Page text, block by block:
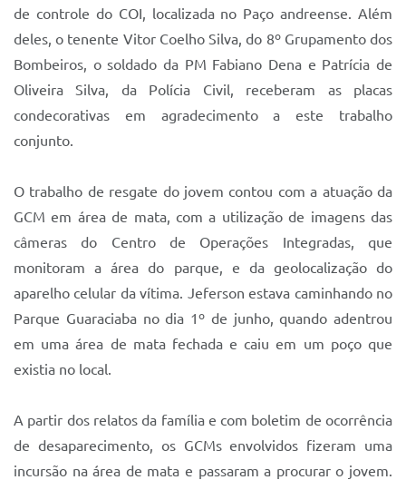
de controle do COI, localizada no Paço andreense. Além
deles, o tenente Vitor Coelho Silva, do 8º Grupamento dos
Bombeiros, o soldado da PM Fabiano Dena e Patrícia de
Oliveira Silva, da Polícia Civil, receberam as placas
condecorativas em agradecimento a este trabalho
conjunto.
O trabalho de resgate do jovem contou com a atuação da
GCM em área de mata, com a utilização de imagens das
câmeras do Centro de Operações Integradas, que
monitoram a área do parque, e da geolocalização do
aparelho celular da vítima. Jeferson estava caminhando no
Parque Guaraciaba no dia 1º de junho, quando adentrou
em uma área de mata fechada e caiu em um poço que
existia no local.
A partir dos relatos da família e com boletim de ocorrência
de desaparecimento, os GCMs envolvidos fizeram uma
incursão na área de mata e passaram a procurar o jovem.